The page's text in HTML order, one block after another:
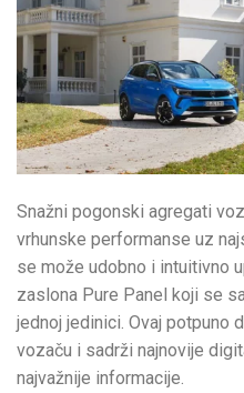
Snažni pogonski agregati
vrhunske performanse uz
se može udobno i intuitivno
zaslona Pure Panel koji se
jednoj jedinici. Ovaj potpuno
vozaču i sadrži najnovije
najvažnije informacije.